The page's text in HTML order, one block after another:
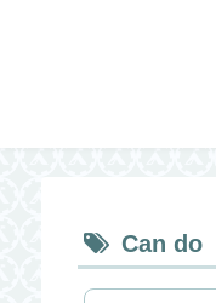
Can do